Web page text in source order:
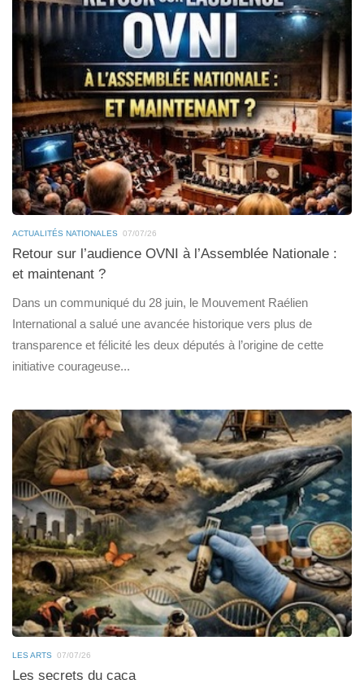
ACTUALITÉS NATIONALES 07/07/26
Retour sur l’audience OVNI à l’Assemblée Nationale :
et maintenant ?
Dans un communiqué du 28 juin, le Mouvement Raélien
International a salué une avancée historique vers plus de
transparence et félicité les deux députés à l’origine de cette
initiative courageuse...
LES ARTS 07/07/26
Les secrets du caca